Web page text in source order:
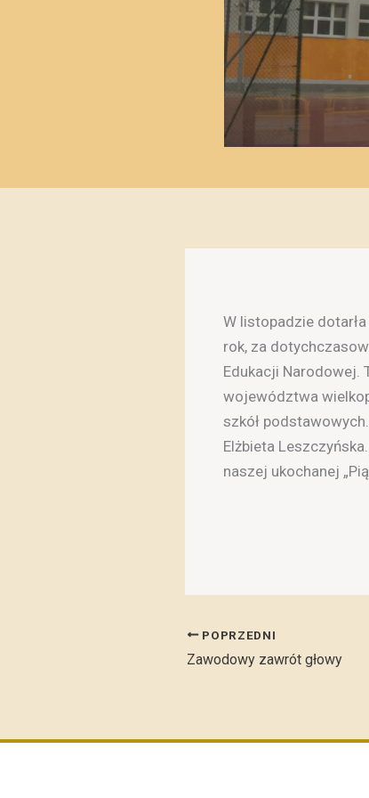
W listopadzie
rok, za
Edukacji Narodowej.
województwa
szkół
Elżbieta
naszej ukochanej
POPRZEDNI
Zawodowy zawrót głowy